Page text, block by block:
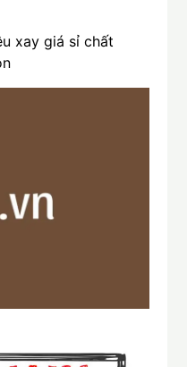
xay giá sỉ chất